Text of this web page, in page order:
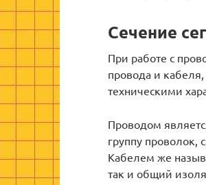
Сечение
При работе с
провода и
техническими
Проводом
группу
Кабелем же
так и общий